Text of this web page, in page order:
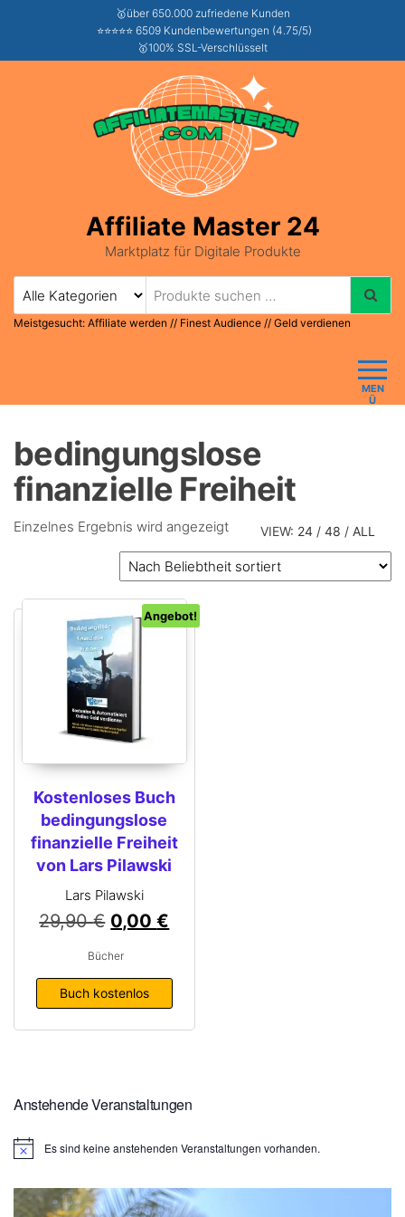
🥇über 650.000 zufriedene Kunden
⭐⭐⭐⭐⭐ 6509 Kundenbewertungen (4.75/5)
🥇100% SSL-Verschlüsselt
Affiliate Master 24
Marktplatz für Digitale Produkte
Meistgesucht: Affiliate werden // Finest Audience // Geld verdienen
MEN
Ü
bedingungslose
finanzielle Freiheit
VIEW: 24 / 48 / ALL
Einzelnes Ergebnis wird angezeigt
Angebot!
Kostenloses Buch
bedingungslose
finanzielle Freiheit
von Lars Pilawski
Lars Pilawski
29,90€ 0,00€
Bücher
Buch kostenlos
Anstehende Veranstaltungen
H
w
Es sind keine anstehenden Veranstaltungen vorhanden.